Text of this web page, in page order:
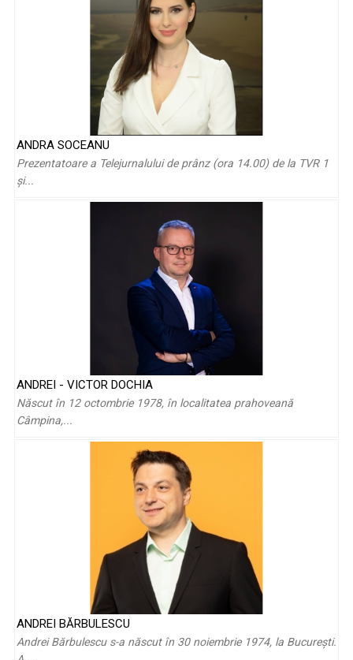
Cristina Leorenţ, vocea care explică economia pentru
românii de pretutindeni
Cosmin Băleanu
Kyrie Mendél: „Eu și muzica am fost nedespărțiți din acea
seară”
ANDRA SOCEANU
Prezentatoare a Telejurnalului de prânz (ora 14.00) de la TVR 1
şi...
ANDREI - VICTOR DOCHIA
Născut în 12 octombrie 1978, în localitatea prahoveană
Câmpina,...
ANDREI BĂRBULESCU
Andrei Bărbulescu s-a născut în 30 noiembrie 1974, la Bucureşti.